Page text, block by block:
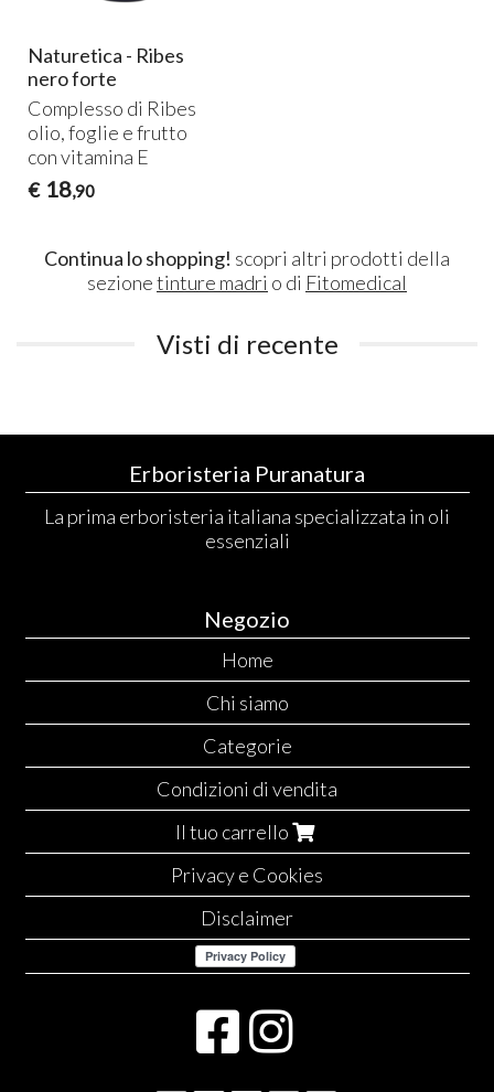
Naturetica - Ribes
nero forte
Complesso di Ribes
olio, foglie e frutto
con vitamina E
€ 18,90
Continua lo shopping! scopri altri prodotti della
sezionetinture madri o di Fitomedical
Visti di recente
Erboristeria Puranatura
La prima erboristeria italiana specializzata in oli
essenziali
Negozio
Home
Chi siamo
Categorie
Condizioni di vendita
Il tuo carrello
Privacy e Cookies
Disclaimer